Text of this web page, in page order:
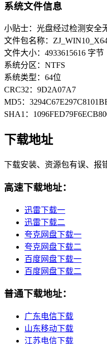
系统文件信息
小贴士：光盘经过检测安全
文件包名称：
文件大小：4933615616 字节
系统分区：NTFS
系统类型：64位
CRC32：9D2A07A7
MD5：
SHA1：
下载地址
下载安装、资源包有误、报
高速下载地址：
迅雷下载一
迅雷下载二
夸克网盘下载一
夸克网盘下载二
百度网盘下载一
百度网盘下载二
普通下载地址：
广东电信下载
山东移动下载
江苏电信下载